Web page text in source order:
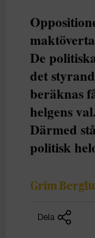
De
det
beräknas
helgens val.
Därmed
politisk
Grim
Dela